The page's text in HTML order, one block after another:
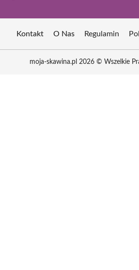
Kontakt O Nas Regulamin
moja-skawina.pl 2026 © Wszelkie